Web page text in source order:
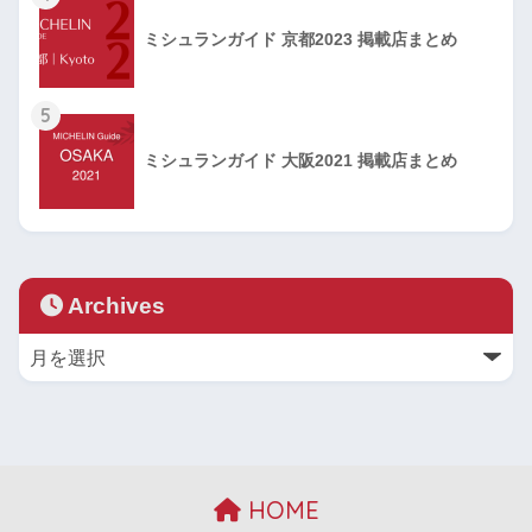
ミシュランガイド 京都2023 掲載店まとめ
5
ミシュランガイド 大阪2021 掲載店まとめ
Archives
HOME